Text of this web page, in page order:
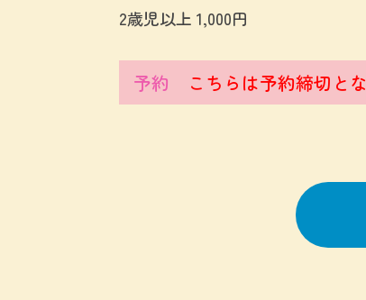
2歳児以上 1,000円
予約 こちらは予約締切と